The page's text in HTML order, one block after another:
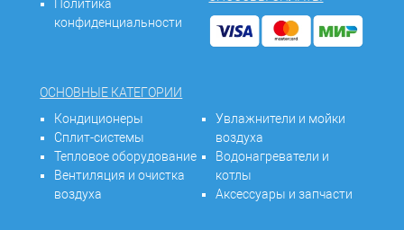
Политика
конфиденциальности
ОСНОВНЫЕ КАТЕГОРИИ
Кондиционеры
Сплит-системы
Тепловое оборудование
Вентиляция и очистка
воздуха
Увлажнители и мойки
воздуха
Водонагреватели и
котлы
Аксессуары и запчасти